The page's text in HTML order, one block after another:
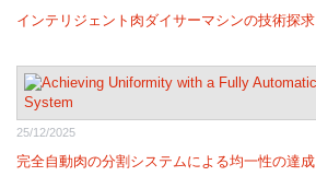
インテリジェント肉ダイサーマシンの技術探求
25/12/2025
完全自動肉の分割システムによる均一性の達成